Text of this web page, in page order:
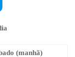
(manhã)